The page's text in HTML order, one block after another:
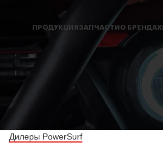
ПРОДУКЦИЯ ЗАПЧАСТИ О БРЕНДАХ
Дилеры PowerSurf